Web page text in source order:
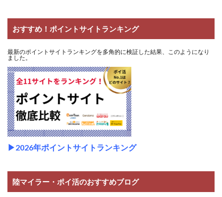
おすすめ！ポイントサイトランキング
最新のポイントサイトランキングを多角的に検証した結果、このようになり
ました。
▶2026年ポイントサイトランキング
陸マイラー・ポイ活のおすすめブログ